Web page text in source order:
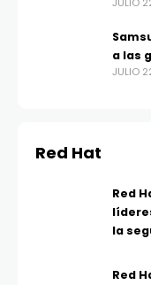
JULIO
a las
JULIO
Red Hat
Red
la
Red